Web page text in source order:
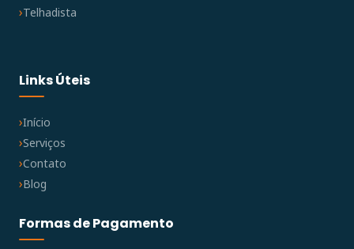
Telhadista
Links Úteis
Início
Serviços
Contato
Blog
Formas de Pagamento